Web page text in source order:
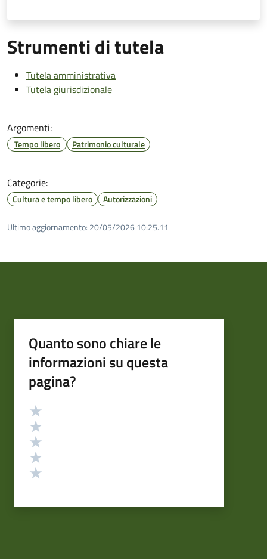
Strumenti di tutela
Tutela amministrativa
Tutela giurisdizionale
Argomenti:
Tempo libero Patrimonio culturale
Categorie:
Cultura e tempo libero Autorizzazioni
Ultimo aggiornamento: 20/05/2026 10:25.11
Quanto sono chiare le
informazioni su questa
pagina?
Valutazione